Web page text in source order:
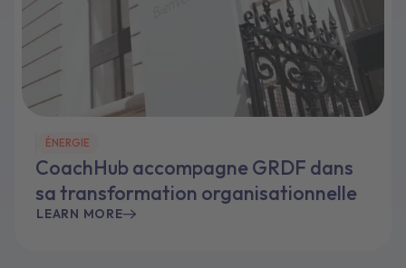
ÉNERGIE
CoachHub accompagne GRDF dans
sa transformation organisationnelle
LEARN MORE